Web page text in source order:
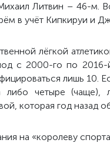
Литвин – 46-м.
в учёт Кипкируи и
лёгкой
с 2000-го по
лишь 10.
либо четыре
которая год назад
на «королеву